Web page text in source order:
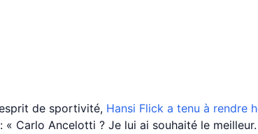
de sportivité, Hansi Flick a tenu à rendre
« Carlo Ancelotti ? Je lui ai souhaité le